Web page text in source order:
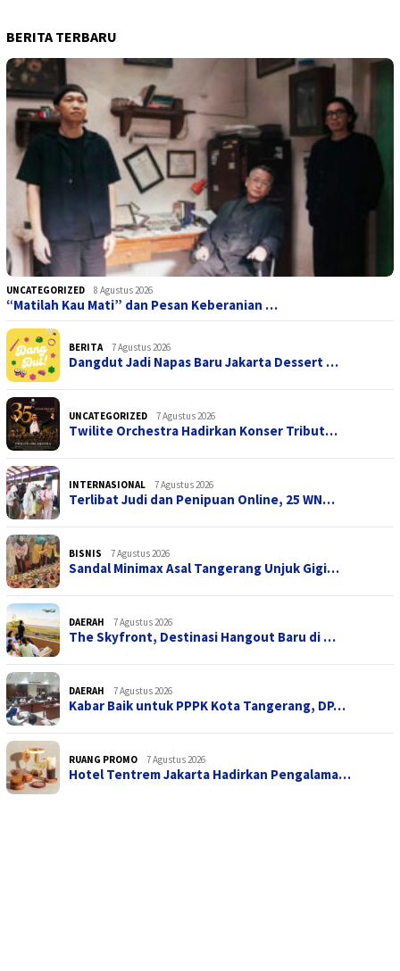
BERITA TERBARU
UNCATEGORIZED 8 Agustus 2026
“Matilah Kau Mati” dan Pesan Keberanian …
BERITA 7 Agustus 2026
Dangdut Jadi Napas Baru Jakarta Dessert …
UNCATEGORIZED 7 Agustus 2026
Twilite Orchestra Hadirkan Konser Tribut…
INTERNASIONAL 7 Agustus 2026
Terlibat Judi dan Penipuan Online, 25 WN…
BISNIS 7 Agustus 2026
Sandal Minimax Asal Tangerang Unjuk Gigi…
DAERAH 7 Agustus 2026
The Skyfront, Destinasi Hangout Baru di …
DAERAH 7 Agustus 2026
Kabar Baik untuk PPPK Kota Tangerang, DP…
RUANG PROMO 7 Agustus 2026
Hotel Tentrem Jakarta Hadirkan Pengalama…